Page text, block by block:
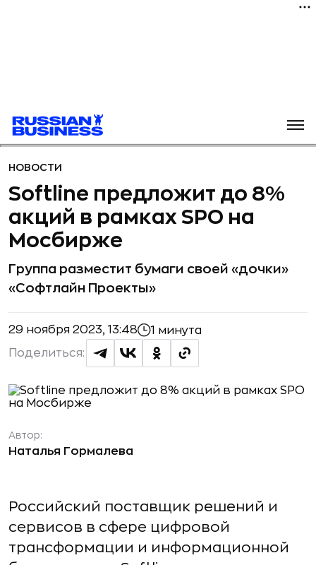
НОВОСТИ
Softline предложит до 8%
акций в рамках SPO на
Мосбирже
Группа разместит бумаги своей «дочки»
«Софтлайн Проекты»
29 ноября 2023, 13:48 1 минута
Поделиться:
Автор:
Наталья Гормалева
Российский поставщик решений и
сервисов в сфере цифровой
трансформации и информационной